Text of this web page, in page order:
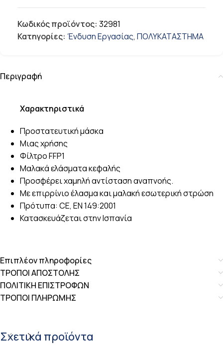
Κωδικός προϊόντος: 32981
Κατηγορίες: Ένδυση Εργασίας, ΠΟΛΥΚΑΤΑΣΤΗΜΑ
Περιγραφή
Χαρακτηριστικά
Προστατευτική μάσκα
Μιας χρήσης
Φίλτρο FFP1
Μαλακά ελάσματα κεφαλής
Προσφέρει χαμηλή αντίσταση αναπνοής.
Με επιρρίνιο έλασμα και μαλακή εσωτερική στρώση
Πρότυπα: CE, EN 149:2001
Κατασκευάζεται στην Ισπανία
Επιπλέον πληροφορίες
ΤΡΟΠΟΙ ΑΠΟΣΤΟΛΗΣ
ΠΟΛΙΤΙΚΗ ΕΠΙΣΤΡΟΦΩΝ
ΤΡΟΠΟΙ ΠΛΗΡΩΜΗΣ
Σχετικά προϊόντα